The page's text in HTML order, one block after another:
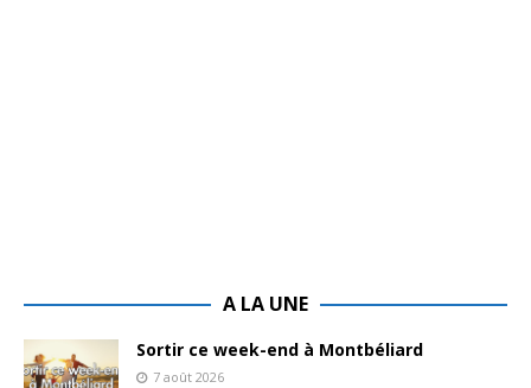
A LA UNE
Sortir ce week-end à Montbéliard
7 août 2026